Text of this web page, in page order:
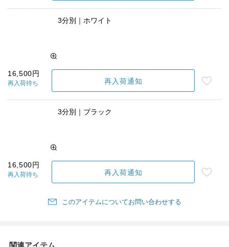
3分別｜ホワイト
16,500円
再入荷待ち 再入荷通知
3分別｜ブラック
16,500円
再入荷待ち 再入荷通知
このアイテムについてお問い合わせする